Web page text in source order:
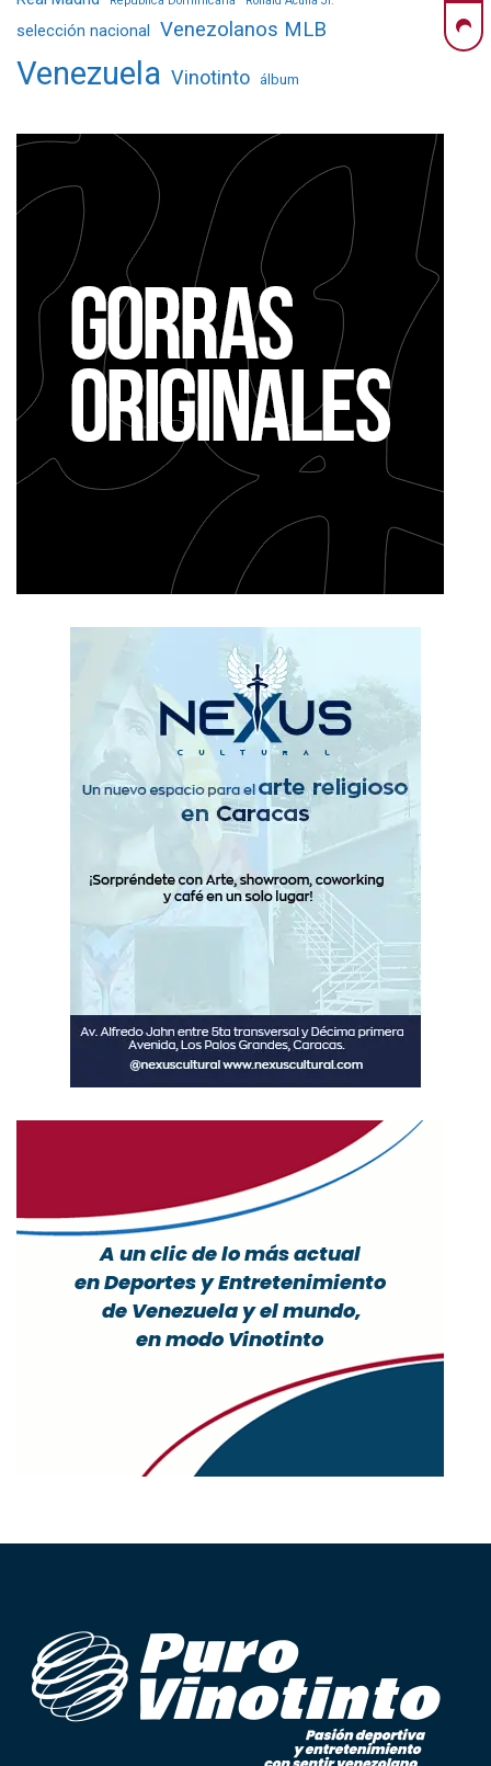
selección nacional Venezolanos MLB
Venezuela Vinotinto álbum